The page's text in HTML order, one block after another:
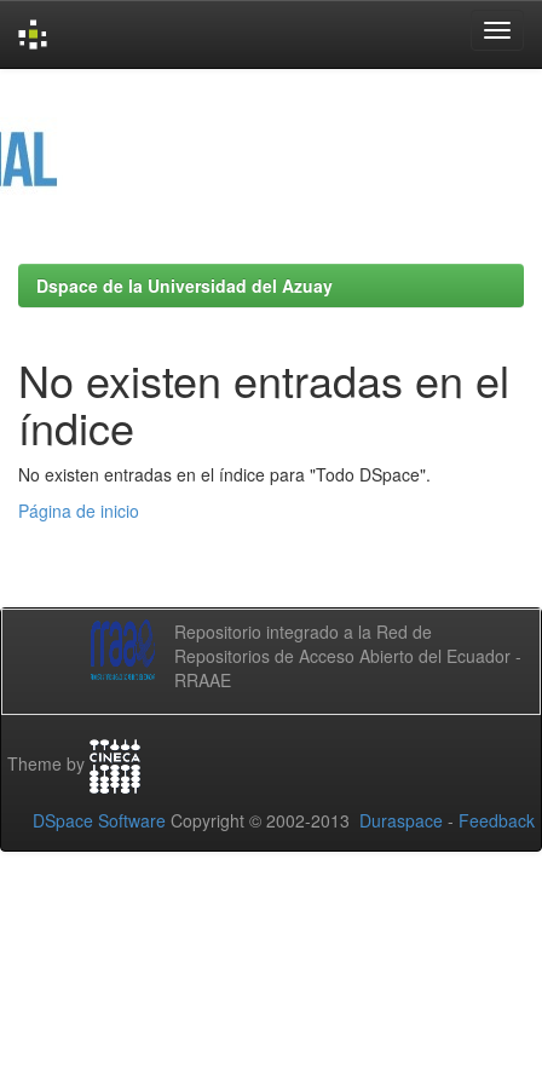
Dspace de la Universidad del Azuay
No existen entradas en el
índice
No existen entradas en el índice para "Todo DSpace".
Página de inicio
Repositorio integrado a la Red de
Repositorios de Acceso Abierto del Ecuador -
RRAAE
Theme by
DSpace Software Copyright © 2002-2013 Duraspace - Feedback